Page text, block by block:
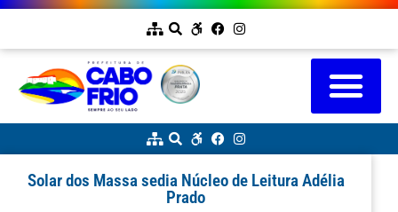
Solar dos Massa sedia Núcleo de Leitura Adélia
Prado